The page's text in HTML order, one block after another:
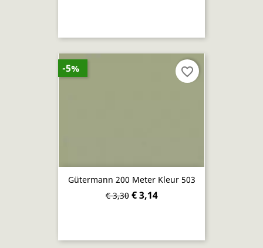
Gütermann 200 Meter Kleur 503
€ 3,30 € 3,14
-5% favorite_border